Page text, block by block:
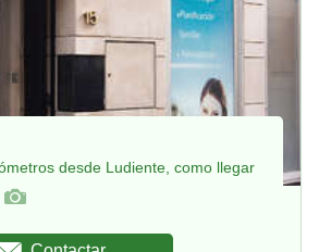
desde Ludiente, como llegar